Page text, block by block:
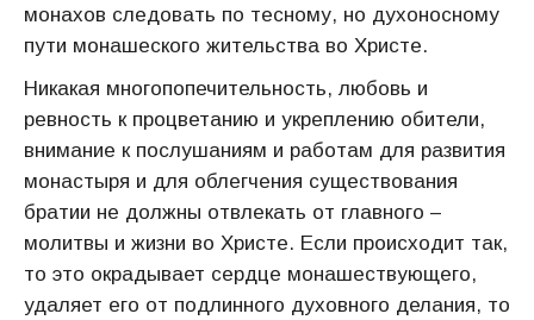
монахов следовать по тесному, но духоносному
пути монашеского жительства во Христе.
Никакая многопопечительность, любовь и
ревность к процветанию и укреплению обители,
внимание к послушаниям и работам для развития
монастыря и для облегчения существования
братии не должны отвлекать от главного –
молитвы и жизни во Христе. Если происходит так,
то это окрадывает сердце монашествующего,
удаляет его от подлинного духовного делания, то